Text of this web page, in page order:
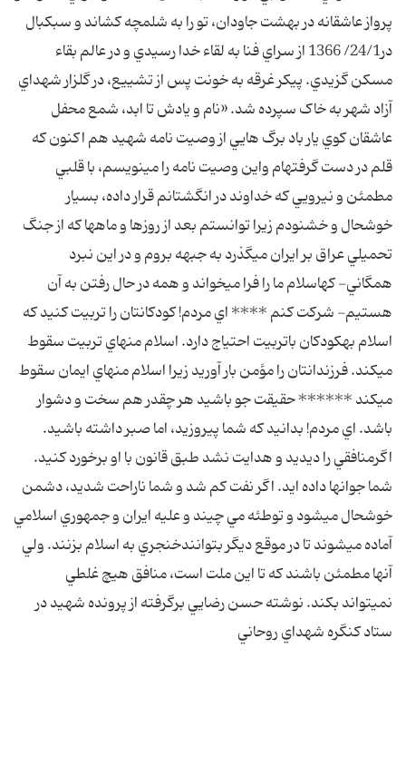
پرواز عاشقانه در بهشت جاودان، تو را به شلمچه کشاند و سبکبال
در24/1/ 1366 از سراي فنا به لقاء خدا رسيدي و در عالم بقاء
مسکن گزيدي. پيکر غرقه به خونت پس از تشييع، در گلزار شهداي
آزاد شهر به خاک سپرده شد. «نام و يادش تا ابد، شمع محفل
عاشقان کوي يار باد برگ هايي از وصيت نامه شهيد هم اکنون که
قلم در دست گرفتهام واين وصيت نامه را مينويسم، با قلبي
مطمئن و نيرويي که خداوند در انگشتانم قرار داده، بسيار
خوشحال و خشنودم زيرا توانستم بعد از روزها و ماهها که از جنگ
تحميلي عراق بر ايران ميگذرد به جبهه بروم و در اين نبرد
همگاني- کهاسلام ما را فرا ميخواند و همه در حال رفتن به آن
هستيم- شرکت کنم **** اي مردم! کودکانتان را تربيت کنيد که
اسلام بهکودکان باتربيت احتياج دارد. اسلام منهاي تربيت سقوط
ميکند. فرزندانتان را مؤمن بار آوريد زيرا اسلام منهاي ايمان سقوط
ميکند ****** حقيقت جو باشيد هر چقدر هم سخت و دشوار
باشد. اي مردم! بدانيد که شما پيروزيد، اما صبر داشته باشيد.
اگرمنافقي را ديديد و هدايت نشد طبق قانون با او برخورد کنيد.
شما جوانها داده ايد. اگر نفت کم شد و شما ناراحت شديد، دشمن
خوشحال ميشود و توطئه مي چيند و عليه ايران و جمهوري اسلامي
آماده ميشوند تا در موقع ديگر بتوانندخنجري به اسلام بزنند. ولي
آنها مطمئن باشند که تا اين ملت است، منافق هيچ غلطي
نميتواند بکند. نوشته حسن رضايي برگرفته از پرونده شهيد در
ستاد کنگره شهداي روحاني